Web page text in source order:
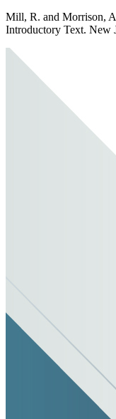
Mill, R. and Morrison,
Introductory Text. New